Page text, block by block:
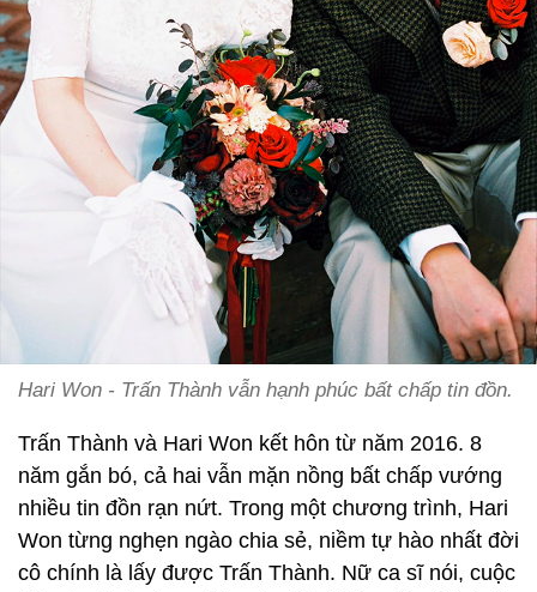
Hari Won - Trấn Thành vẫn hạnh phúc bất chấp tin đồn.
Trấn Thành và Hari Won kết hôn từ năm 2016. 8
năm gắn bó, cả hai vẫn mặn nồng bất chấp vướng
nhiều tin đồn rạn nứt. Trong một chương trình, Hari
Won từng nghẹn ngào chia sẻ, niềm tự hào nhất đời
cô chính là lấy được Trấn Thành. Nữ ca sĩ nói, cuộc